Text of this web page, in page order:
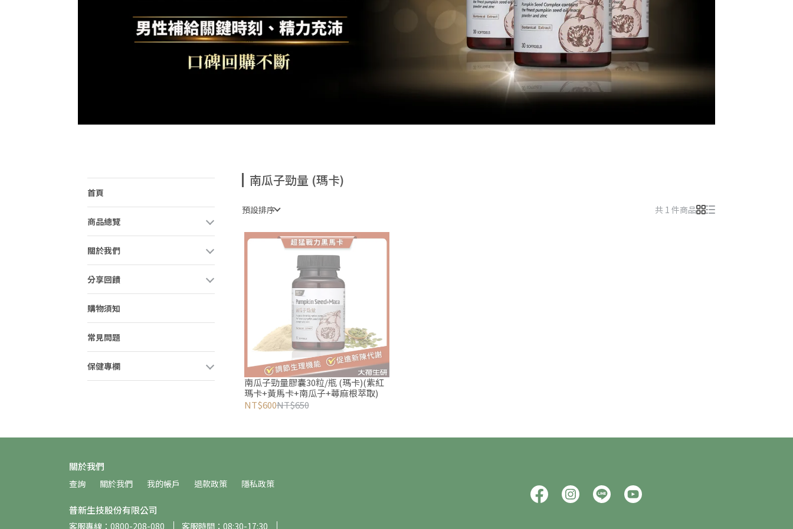
首頁
商品總覽
關於我們
分享回饋
購物須知
常見問題
保健專欄
南瓜子勁量 (瑪卡)
預設排序 共 1 件商品
南瓜子勁量膠囊30粒/瓶 (瑪卡)(紫紅
瑪卡+黃馬卡+南瓜子+蕁麻根萃取)
NT$600NT$650
關於我們
查詢 關於我們 我的帳戶 退款政策 隱私政策
普新生技股份有限公司
客服專線：0800-208-080 客服時間：08:30-17:30